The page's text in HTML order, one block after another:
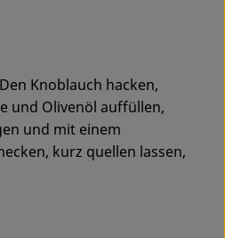
Knoblauch hacken,
und Olivenöl auffüllen,
und mit einem
kurz quellen lassen,